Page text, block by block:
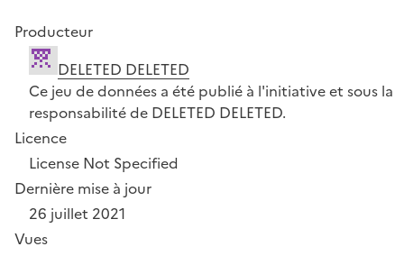
Producteur
DELETED DELETED
Ce jeu de données a été publié à l'initiative et sous la
responsabilité de DELETED DELETED.
Licence
License Not Specified
Dernière mise à jour
26 juillet 2021
Vues